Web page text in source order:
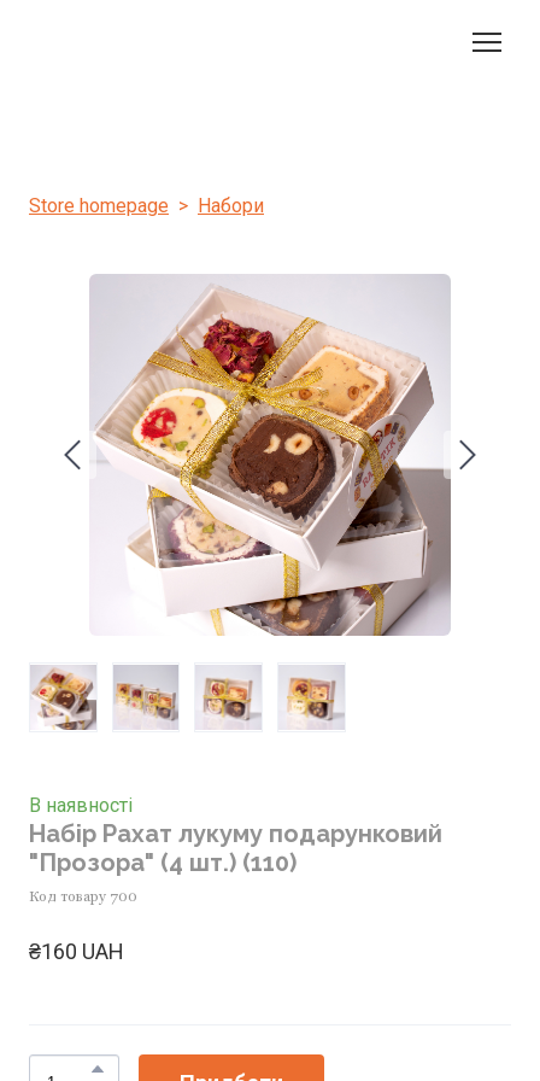
Store homepage Набори
В наявності
Набір Рахат лукуму подарунковий
"Прозора" (4 шт.) (110)
Код товару 700
₴160 UAH